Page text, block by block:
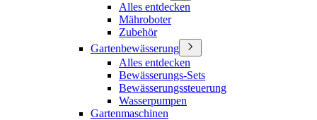
Alles entdecken
Mähroboter
Zubehör
Gartenbewässerung
Alles entdecken
Bewässerungs-Sets
Bewässerungssteuerung
Wasserpumpen
Gartenmaschinen